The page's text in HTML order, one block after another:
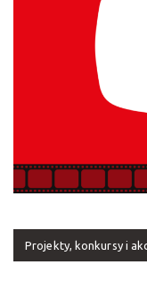
Projekty, konkursy i